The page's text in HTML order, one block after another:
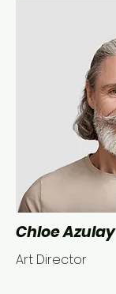
Chloe Azulay
Art Director